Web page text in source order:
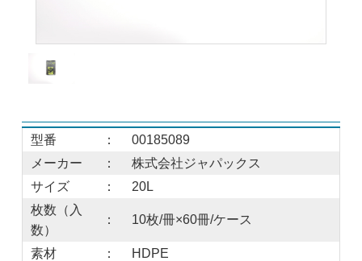
型番 ：
00185089
メーカー
：
株式会社ジャパックス
サイズ
：
20L
枚数（入
数）
： 10枚/冊×60冊/ケース
素材 ：
HDPE